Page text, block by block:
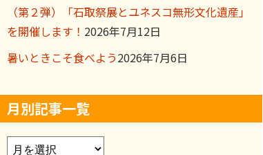
（第２弾）「石取祭展とユネスコ無形文化遺産」
を開催します！ 2026年7月12日
暑いときこそ食べよう2026年7月6日
月別記事一覧
ア